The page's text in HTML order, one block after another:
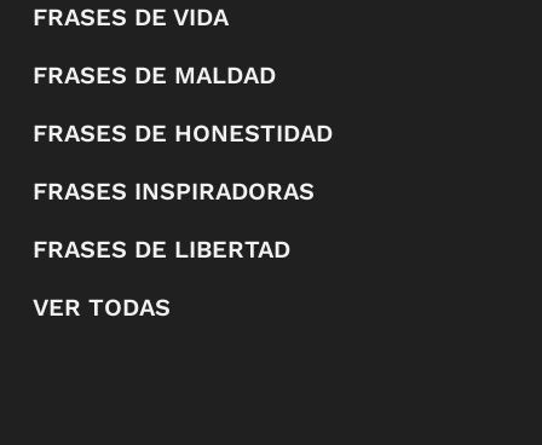
FRASES DE VIDA
FRASES DE MALDAD
FRASES DE HONESTIDAD
FRASES INSPIRADORAS
FRASES DE LIBERTAD
VER TODAS